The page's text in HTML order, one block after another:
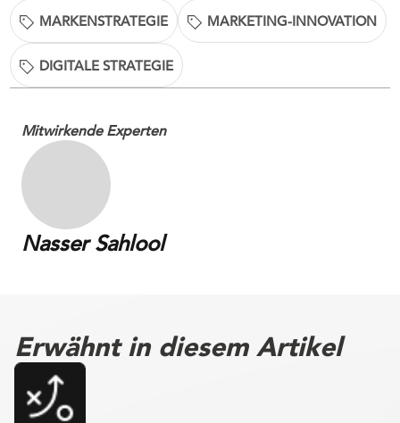
MARKENSTRATEGIE MARKETING-INNOVATION
DIGITALE STRATEGIE
Mitwirkende Experten
Nasser Sahlool
Erwähnt in diesem Artikel